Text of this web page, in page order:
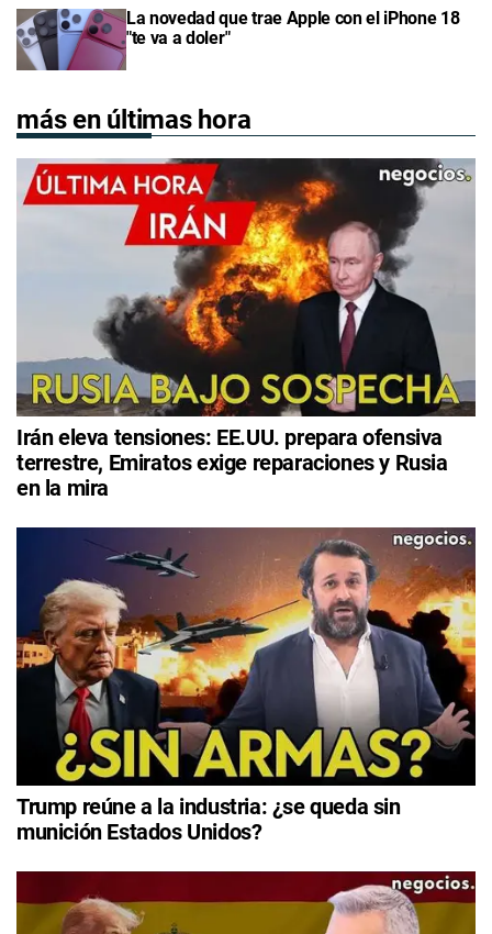
La novedad que trae Apple con el iPhone 18
"te va a doler"
más en últimas hora
Irán eleva tensiones: EE.UU. prepara ofensiva
terrestre, Emiratos exige reparaciones y Rusia
en la mira
Trump reúne a la industria: ¿se queda sin
munición Estados Unidos?